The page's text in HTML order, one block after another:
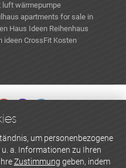
luft wärmepumpe
apartments for sale in
Haus Ideen Reihenhaus
ideen CrossFit Kosten
um personenbezogene
a. Informationen zu Ihren
Zustimmung geben, indem